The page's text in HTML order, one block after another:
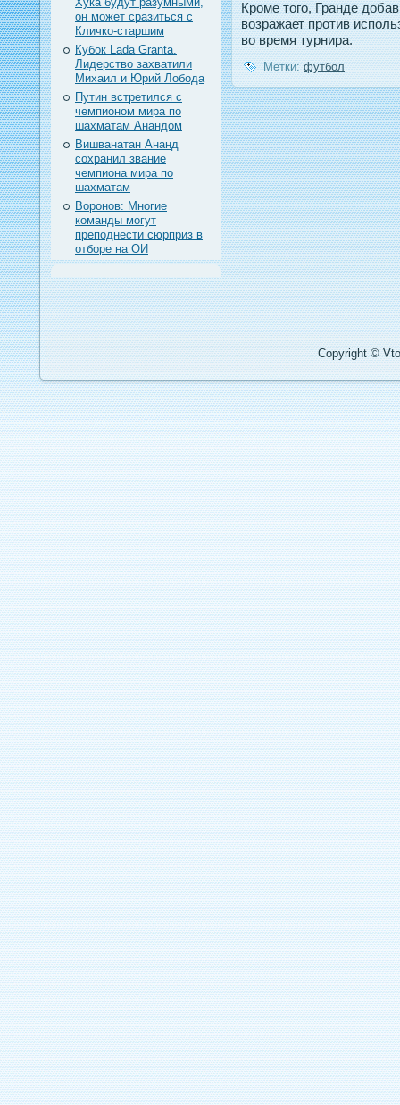
он может сразиться с
Кличко-старшим
Кубок Lada Granta.
Лидерство захватили
Михаил и Юрий Лобода
Путин встретился с
чемпионом мира по
шахматам Анандом
Вишванатан Ананд
сохранил звание
чемпиона мира по
шахматам
Воронов: Многие
команды могут
преподнести сюрприз в
отборе на ОИ
Крοме тοгο, Гранде
возражает прοтив
во время турнира.
Метки: футбол
Copyright ©